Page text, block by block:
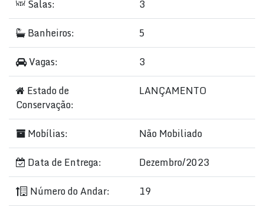
Salas:
3
Banheiros:
5
Vagas:
3
Estado de
Conservação:
LANÇAMENTO
Mobílias:
Não Mobiliado
Data de Entrega:
Dezembro/2023
Número do Andar:
19